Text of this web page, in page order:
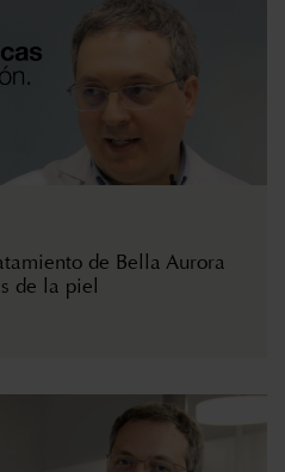
de Bella Aurora
de la piel